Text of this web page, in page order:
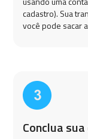
cadastro). Sua
você pode sacar
Conclua